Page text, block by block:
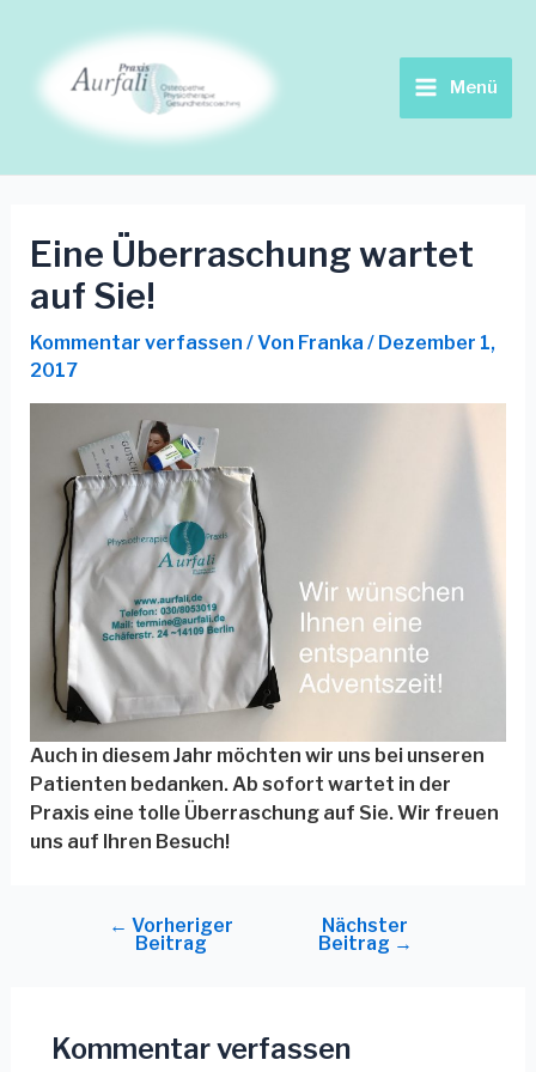
springen
Menu
Menü
Eine Überraschung wartet
auf Sie!
Kommentar verfassen / Von Franka / Dezember 1,
2017
Auch in diesem Jahr möchten wir uns bei unseren
Patienten bedanken. Ab sofort wartet in der
Praxis eine tolle Überraschung auf Sie. Wir freuen
uns auf Ihren Besuch!
Navigation
← Vorheriger
Beitrag
Nächster
Beitrag →
Kommentar verfassen